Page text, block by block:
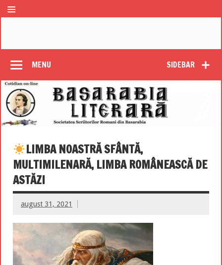
SIDEBAR
MENU
LIMBA NOASTRĂ SFÂNTĂ,
MULTIMILENARĂ, LIMBA ROMÂNEASCĂ DE
ASTĂZI
august 31, 2021